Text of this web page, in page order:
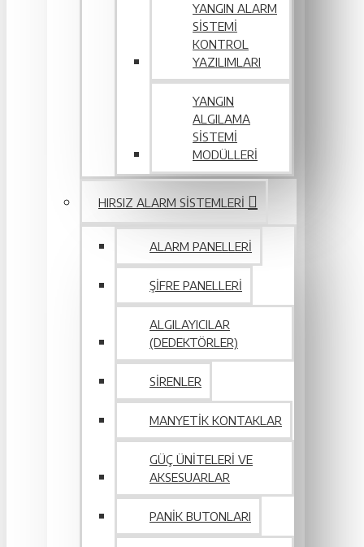
YANGIN ALARM
SISTEMI
KONTROL
YAZILIMLARI
YANGIN
ALGILAMA
SISTEMI
MODÜLLERI
HIRSIZ ALARM SISTEMLERI
ALARM PANELLERI
ŞIFRE PANELLERI
ALGILAYICILAR
(DEDEKTÖRLER)
SIRENLER
MANYETIK KONTAKLAR
GÜÇ ÜNITELERI VE
AKSESUARLAR
PANIK BUTONLARI